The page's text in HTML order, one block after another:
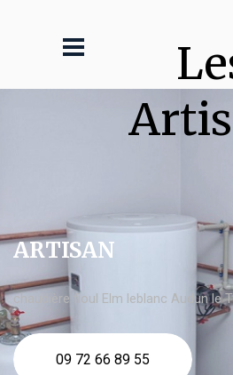
ARTISAN
chaudière fioul Elm leblanc Audun le
09 72 66 89 55